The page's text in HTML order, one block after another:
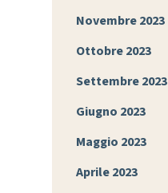
Novembre 2023
Ottobre 2023
Settembre 2023
Giugno 2023
Maggio 2023
Aprile 2023